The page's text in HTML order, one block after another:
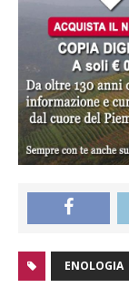
ENOLOGIA